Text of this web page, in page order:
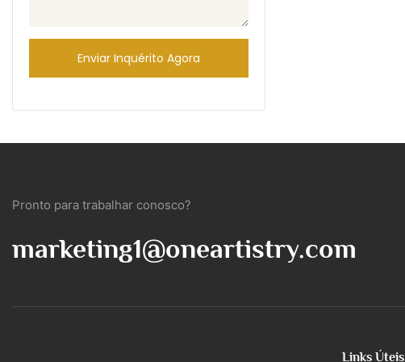
Enviar Inquérito Agora
Pronto para trabalhar conosco?
marketing1@oneartistry.com
Links Úteis